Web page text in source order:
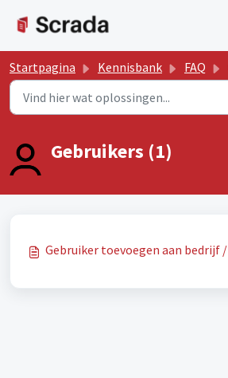
Startpagina Kennisbank FAQ
Gebruikers (1)
Gebruiker toevoegen aan bedrijf